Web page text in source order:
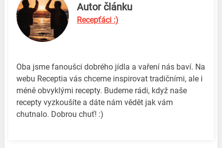
Autor článku
Recepťáci :)
Oba jsme fanoušci dobrého jídla a vaření nás baví. Na
webu Receptia vás chceme inspirovat tradičními, ale i
méně obvyklými recepty. Budeme rádi, když naše
recepty vyzkoušíte a dáte nám vědět jak vám
chutnalo. Dobrou chuť! :)